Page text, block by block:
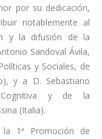
por su dedicación,
notablemente al
y la difusión de la
Sandoval Ávila,
y Sociales, de
y a D. Sebastiano
Cognitiva y de la
(Italia).
1ª Promoción de